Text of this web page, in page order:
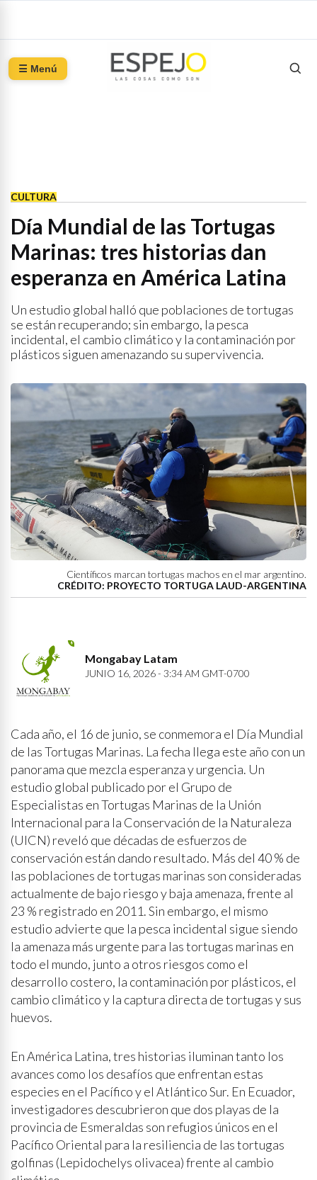
☰ Menú
CULTURA
Día Mundial de las Tortugas
Marinas: tres historias dan
esperanza en América Latina
Un estudio global halló que poblaciones de tortugas
se están recuperando; sin embargo, la pesca
incidental, el cambio climático y la contaminación por
plásticos siguen amenazando su supervivencia.
Científicos marcan tortugas machos en el mar argentino.
CRÉDITO: PROYECTO TORTUGA LAUD-ARGENTINA
Mongabay Latam
JUNIO 16, 2026 - 3:34 AM GMT-0700
Cada año, el 16 de junio, se conmemora el Día Mundial
de las Tortugas Marinas. La fecha llega este año con un
panorama que mezcla esperanza y urgencia. Un
estudio global publicado por el Grupo de
Especialistas en Tortugas Marinas de la Unión
Internacional para la Conservación de la Naturaleza
(UICN) reveló que décadas de esfuerzos de
conservación están dando resultado. Más del 40 % de
las poblaciones de tortugas marinas son consideradas
actualmente de bajo riesgo y baja amenaza, frente al
23 % registrado en 2011. Sin embargo, el mismo
estudio advierte que la pesca incidental sigue siendo
la amenaza más urgente para las tortugas marinas en
todo el mundo, junto a otros riesgos como el
desarrollo costero, la contaminación por plásticos, el
cambio climático y la captura directa de tortugas y sus
huevos.
En América Latina, tres historias iluminan tanto los
avances como los desafíos que enfrentan estas
especies en el Pacífico y el Atlántico Sur. En Ecuador,
investigadores descubrieron que dos playas de la
provincia de Esmeraldas son refugios únicos en el
Pacífico Oriental para la resiliencia de las tortugas
golfinas (Lepidochelys olivacea) frente al cambio